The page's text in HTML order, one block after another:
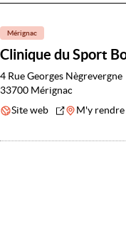
Mérignac
Clinique du Sport
4 Rue Georges Nègrevergne
33700 Mérignac
Site web
M'y rendre